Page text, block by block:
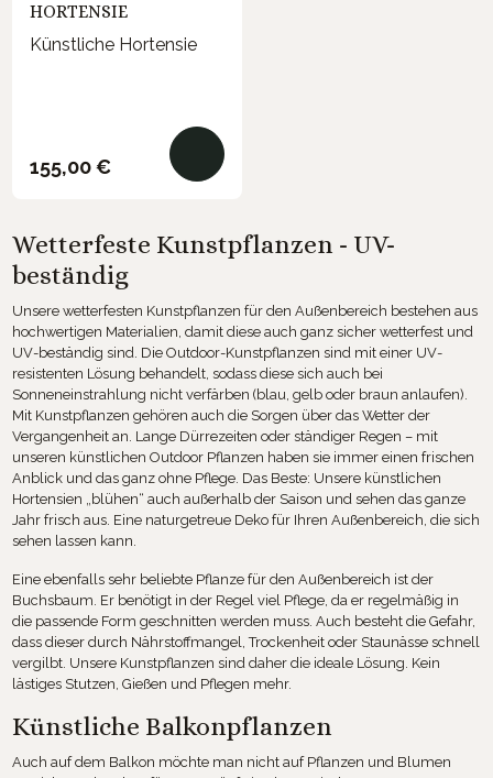
HORTENSIE
Künstliche Hortensie
Regulärer Preis:
155,00 €
Wetterfeste Kunstpflanzen - UV-
beständig
Unsere wetterfesten Kunstpflanzen für den Außenbereich bestehen aus
hochwertigen Materialien, damit diese auch ganz sicher wetterfest und
UV-beständig sind. Die Outdoor-Kunstpflanzen sind mit einer UV-
resistenten Lösung behandelt, sodass diese sich auch bei
Sonneneinstrahlung nicht verfärben (blau, gelb oder braun anlaufen).
Mit Kunstpflanzen gehören auch die Sorgen über das Wetter der
Vergangenheit an. Lange Dürrezeiten oder ständiger Regen – mit
unseren künstlichen Outdoor Pflanzen haben sie immer einen frischen
Anblick und das ganz ohne Pflege. Das Beste: Unsere künstlichen
Hortensien „blühen“ auch außerhalb der Saison und sehen das ganze
Jahr frisch aus. Eine naturgetreue Deko für Ihren Außenbereich, die sich
sehen lassen kann.
Eine ebenfalls sehr beliebte Pflanze für den Außenbereich ist der
Buchsbaum. Er benötigt in der Regel viel Pflege, da er regelmäßig in
die passende Form geschnitten werden muss. Auch besteht die Gefahr,
dass dieser durch Nährstoffmangel, Trockenheit oder Staunässe schnell
vergilbt. Unsere Kunstpflanzen sind daher die ideale Lösung. Kein
lästiges Stutzen, Gießen und Pflegen mehr.
Künstliche Balkonpflanzen
Auch auf dem Balkon möchte man nicht auf Pflanzen und Blumen